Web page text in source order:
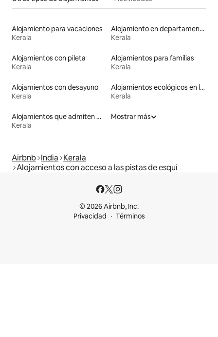
Alojamiento para vacaciones
Kerala
Alojamiento en departamentos
Kerala
Alojamientos con pileta
Kerala
Alojamientos para familias
Kerala
Alojamientos con desayuno
Kerala
Alojamientos ecológicos en la naturaleza
Kerala
Alojamientos que admiten mascotas
Kerala
Mostrar más
Airbnb India Kerala
Alojamientos con acceso a las pistas de esquí
© 2026 Airbnb, Inc.
Privacidad
Términos